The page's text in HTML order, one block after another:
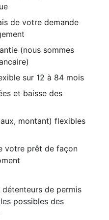
de votre demande
(nous sommes
sur 12 à 84 mois
et baisse des
montant) flexibles
votre prêt de façon
détenteurs de permis
possibles des